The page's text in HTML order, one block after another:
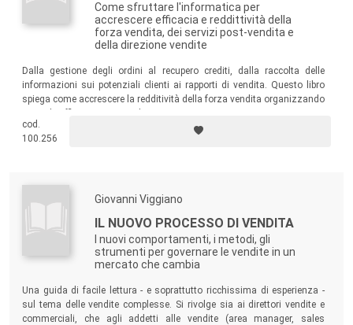
Come sfruttare l'informatica per
accrescere efficacia e reddittività della
forza vendita, dei servizi post-vendita e
della direzione vendite
Dalla gestione degli ordini al recupero crediti, dalla raccolta delle
informazioni sui potenziali clienti ai rapporti di vendita. Questo libro
spiega come accrescere la redditività della forza vendita organizzando
cod.
100.256
Giovanni Viggiano
IL NUOVO PROCESSO DI VENDITA
I nuovi comportamenti, i metodi, gli
strumenti per governare le vendite in un
mercato che cambia
Una guida di facile lettura - e soprattutto ricchissima di esperienza -
sul tema delle vendite complesse. Si rivolge sia ai direttori vendite e
commerciali, che agli addetti alle vendite (area manager, sales